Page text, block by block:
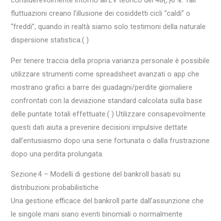
fluttuazioni creano l’illusione dei cosiddetti cicli “caldi” o
“freddi”, quando in realtà siamo solo testimoni della naturale
dispersione statistica.( )
Per tenere traccia della propria varianza personale è possibile
utilizzare strumenti come spreadsheet avanzati o app che
mostrano grafici a barre dei guadagni/perdite giornaliere
confrontati con la deviazione standard calcolata sulla base
delle puntate totali effettuate.( ) Utilizzare consapevolmente
questi dati aiuta a prevenire decisioni impulsive dettate
dall’entusiasmo dopo una serie fortunata o dalla frustrazione
dopo una perdita prolungata.
Sezione 4 – Modelli di gestione del bankroll basati su
distribuzioni probabilistiche
Una gestione efficace del bankroll parte dall’assunzione che
le singole mani siano eventi binomiali o normalmente